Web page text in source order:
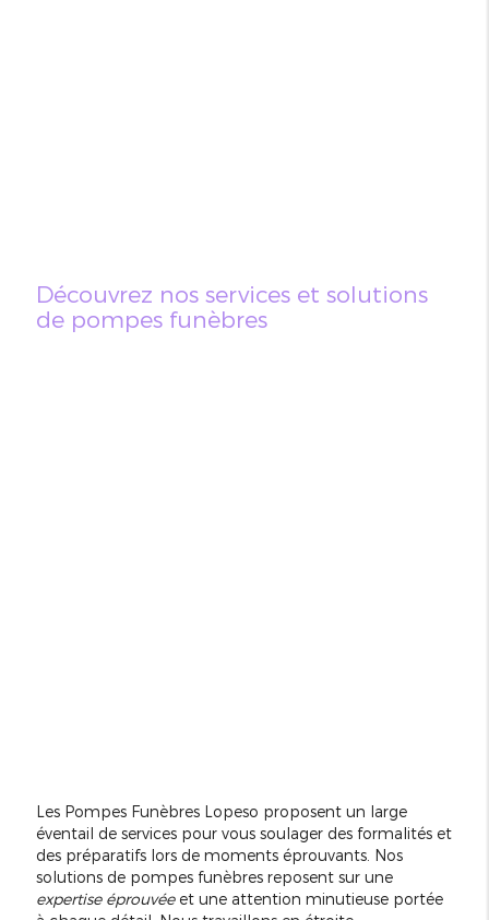
Découvrez nos services et solutions
de pompes funèbres
Les Pompes Funèbres Lopeso proposent un large
éventail de services pour vous soulager des formalités et
des préparatifs lors de moments éprouvants. Nos
solutions de pompes funèbres reposent sur une
expertise éprouvéeet une attention minutieuse portée